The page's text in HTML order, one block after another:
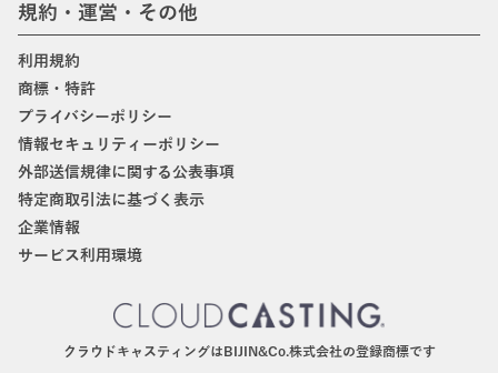
規約・運営・その他
利用規約
商標・特許
プライバシーポリシー
情報セキュリティーポリシー
外部送信規律に関する公表事項
特定商取引法に基づく表示
企業情報
サービス利用環境
クラウドキャスティングはBIJIN&Co.株式会社の登録商標です